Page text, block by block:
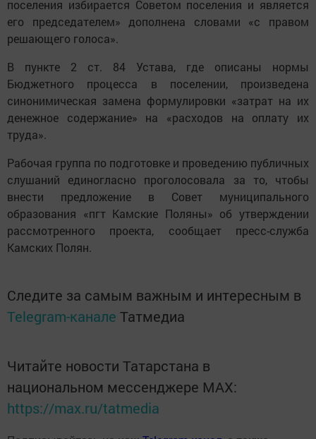
поселения избирается Советом поселения и является
его председателем» дополнена словами «с правом
решающего голоса».
В пункте 2 ст. 84 Устава, где описаны нормы
Бюджетного процесса в поселении, произведена
синонимическая замена формулировки «затрат на их
денежное содержание» на «расходов на оплату их
труда».
Рабочая группа по подготовке и проведению публичных
слушаний единогласно проголосовала за то, чтобы
внести предложение в Совет муниципального
образования «пгт Камские Поляны» об утверждении
рассмотренного проекта, сообщает пресс-служба
Камских Полян.
Следите за самым важным и интересным в
Telegram-канале Татмедиа
Читайте новости Татарстана в
национальном мессенджере MАХ:
https://max.ru/tatmedia